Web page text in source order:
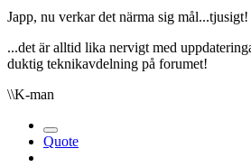
Japp, nu verkar det närma sig mål...tjusigt!
...det är alltid lika nervigt med
duktig teknikavdelning på forumet!
\\K-man
Quote